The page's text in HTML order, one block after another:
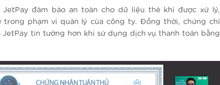
đảm bảo an toàn cho dữ liệu thẻ khi được xử lý,
trong phạm vi quản lý của công ty. Đồng thời, chứng chỉ
JetPay tin tưởng hơn khi sử dụng dịch vụ thanh toán bằng